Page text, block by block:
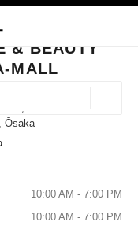
barra de búsqueda
& BEAUTY
& BEAUTY
MALL
Ōsaka
FRAGRANCE &
10:00 AM - 7:00 PM
10:00 AM - 7:00 PM
JOYERÍA